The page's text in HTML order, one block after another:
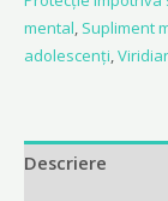
mental, Supliment
adolescenți,
Descriere